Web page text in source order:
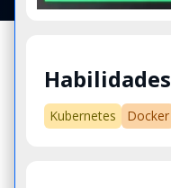
Habilidades
Kubernetes Docker